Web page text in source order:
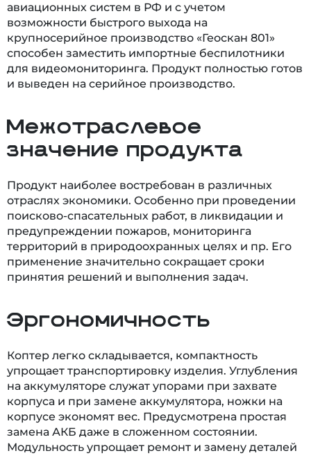
авиационных систем в РФ и с учетом
возможности быстрого выхода на
крупносерийное производство «Геоскан 801»
способен заместить импортные беспилотники
для видеомониторинга. Продукт полностью готов
и выведен на серийное производство.
Межотраслевое
значение продукта
Продукт наиболее востребован в различных
отраслях экономики. Особенно при проведении
поисково-спасательных работ, в ликвидации и
предупреждении пожаров, мониторинга
территорий в природоохранных целях и пр. Его
применение значительно сокращает сроки
принятия решений и выполнения задач.
Эргономичность
Коптер легко складывается, компактность
упрощает транспортировку изделия. Углубления
на аккумуляторе служат упорами при захвате
корпуса и при замене аккумулятора, ножки на
корпусе экономят вес. Предусмотрена простая
замена АКБ даже в сложенном состоянии.
Модульность упрощает ремонт и замену деталей